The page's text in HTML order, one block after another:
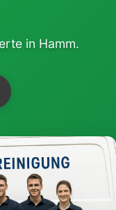
in Hamm.